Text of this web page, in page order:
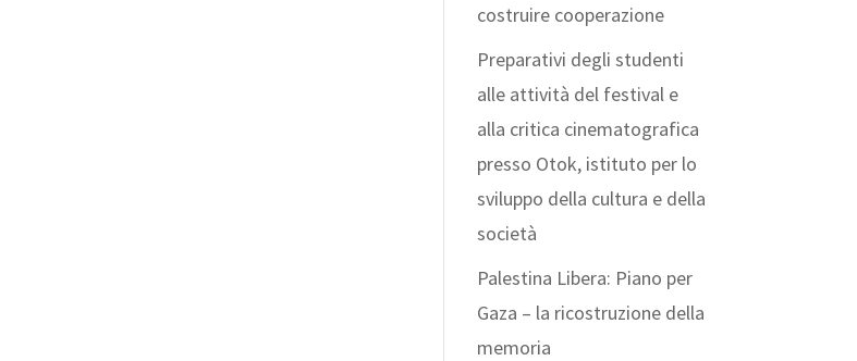
costruire cooperazione
Preparativi degli studenti
alle attività del festival e
alla critica cinematografica
presso Otok, istituto per lo
sviluppo della cultura e della
società
Palestina Libera: Piano per
Gaza – la ricostruzione della
memoria